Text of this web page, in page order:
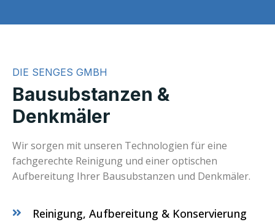
DIE SENGES GMBH
Bausubstanzen &
Denkmäler
Wir sorgen mit unseren Technologien für eine
fachgerechte Reinigung und einer optischen
Aufbereitung Ihrer Bausubstanzen und Denkmäler.
Reinigung, Aufbereitung & Konservierung